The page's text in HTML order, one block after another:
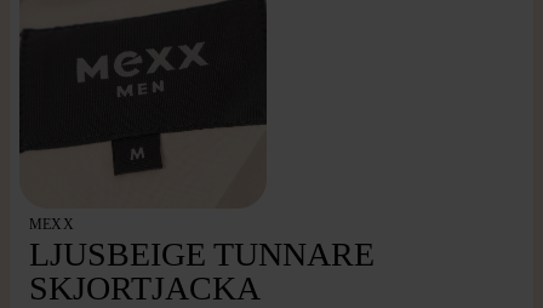
MEXX
LJUSBEIGE TUNNARE
SKJORTJACKA